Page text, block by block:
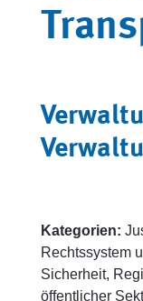
Kategorien:
Rechtssystem
Sicherheit,
öffentlicher